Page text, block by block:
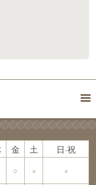
金 土 日·祝
○ × ×